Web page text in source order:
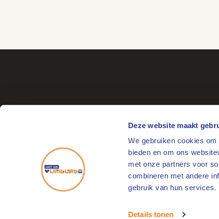
Deze website maakt
We gebruiken cookies
bieden en om ons
met onze partners voor
combineren met andere
gebruik van hun services.
Details tonen
Markt 17
6041 EL Roermond
HartVanLimburg